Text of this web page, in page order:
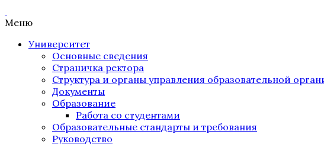
Меню
Университет
Основные сведения
Страничка ректора
Структура и органы управления образовательной
Документы
Образование
Работа со студентами
Образовательные стандарты и требования
Руководство